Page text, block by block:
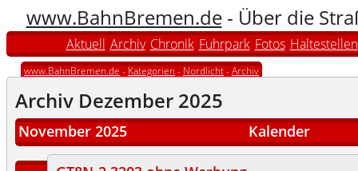
www.BahnBremen.de- Über die
Aktuell Archiv Chronik Fuhrpark Fotos Haltestellen
www.BahnBremen.de - Kategorien - Nordlicht-Archiv
Archiv Dezember 2025
November 2025 Kalender